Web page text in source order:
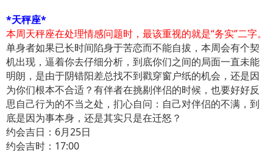
*天秤座*
本周天秤座在处理情感问题时，最该重视的就是“务实”二字。
单身者如果已长时间陷身于苦恋而不能自拔，本周会有个契
机出现，逼着你去仔细分析，到底你们之间的局面一直未能
明朗，是由于阴错阳差总找不到戳穿窗户纸的机会，还是因
为你们根本不合适？有伴者在挑剔伴侣的时候，也要好好反
思自己行为的不当之处，扪心自问：自己对伴侣的不满，到
底是因为事本身，还是其实只是在迁怒？
约会吉日：6月25日
约会吉时：17:00